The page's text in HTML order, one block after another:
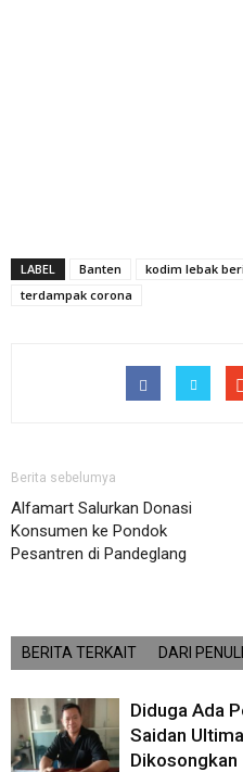
LABEL Banten kodim lebak
terdampak corona
Berita sebelumya
Alfamart Salurkan Donasi
Konsumen ke Pondok
Pesantren di Pandeglang
BERITA TERKAIT DARI
Diduga Ada
Saidan
Dikosongkan